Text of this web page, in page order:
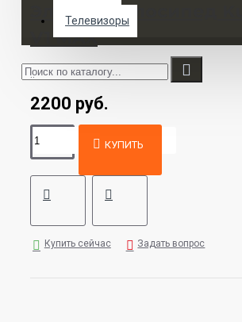
Телевизоры
Электровелосипед
V1 MAX
..
2200 руб.
КУПИТЬ
Купить сейчас Задать вопрос